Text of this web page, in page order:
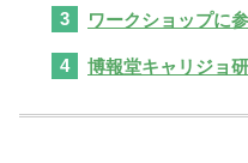
ワークショップに
博報堂キャリジョ